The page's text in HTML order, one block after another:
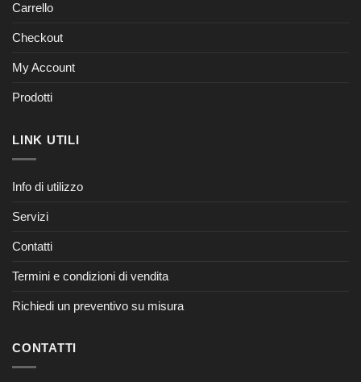
Carrello
Checkout
My Account
Prodotti
LINK UTILI
Info di utilizzo
Servizi
Contatti
Termini e condizioni di vendita
Richiedi un preventivo su misura
CONTATTI